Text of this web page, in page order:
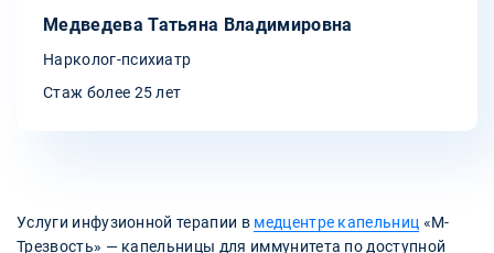
Медведева Татьяна Владимировна
Нарколог-психиатр
Стаж более 25 лет
Услуги инфузионной терапии в медцентре капельниц «М-
Трезвость» — капельницы для иммунитета по доступной